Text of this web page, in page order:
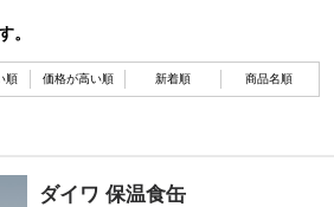
。
順 価格が高い順 新着順 商品名順
ダイワ 保温食缶